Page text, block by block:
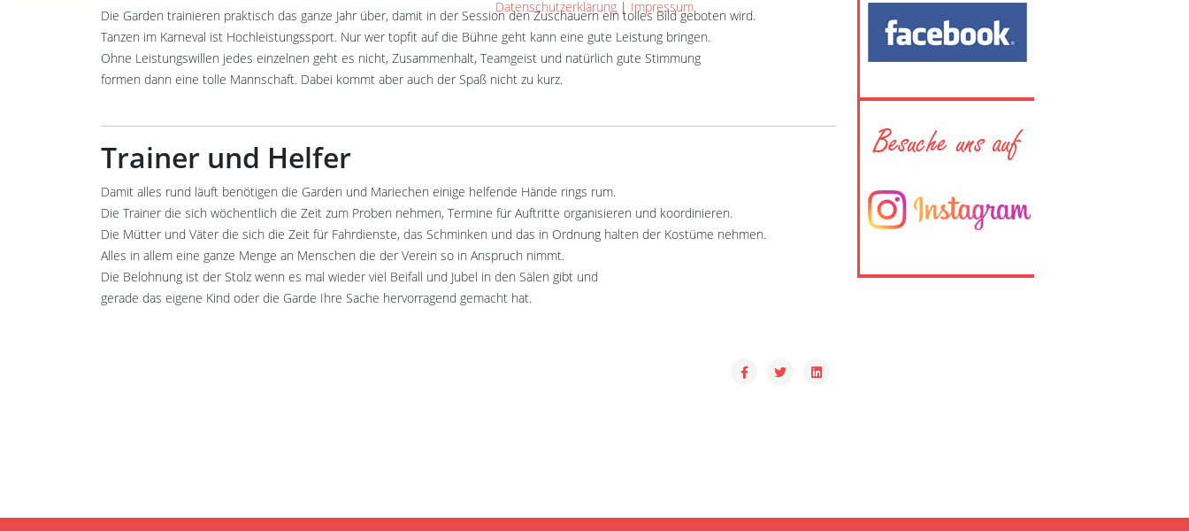
Die Garden trainieren praktisch das ganze Jahr über, damit in der Session den Zuschauern ein tolles Bild geboten wird.
Tanzen im Karneval ist Hochleistungssport. Nur wer topfit auf die Bühne geht kann eine gute Leistung bringen.
Ohne Leistungswillen jedes einzelnen geht es nicht, Zusammenhalt, Teamgeist und natürlich gute Stimmung
formen dann eine tolle Mannschaft. Dabei kommt aber auch der Spaß nicht zu kurz.
Trainer und Helfer
Damit alles rund läuft benötigen die Garden und Mariechen einige helfende Hände rings rum.
Die Trainer die sich wöchentlich die Zeit zum Proben nehmen, Termine für Auftritte organisieren und koordinieren.
Die Mütter und Väter die sich die Zeit für Fahrdienste, das Schminken und das in Ordnung halten der Kostüme nehmen.
Alles in allem eine ganze Menge an Menschen die der Verein so in Anspruch nimmt.
Die Belohnung ist der Stolz wenn es mal wieder viel Beifall und Jubel in den Sälen gibt und
gerade das eigene Kind oder die Garde Ihre Sache hervorragend gemacht hat.
Datenschutzerklärung | Impressum